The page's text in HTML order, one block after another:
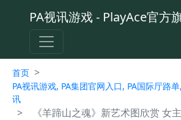
PA视讯游戏 - PlayAce官方
首页 >
PA视讯游戏, PA集团官网入口, PA国际厅路
讯
> 《羊蹄山之魂》新艺术图欣赏 女